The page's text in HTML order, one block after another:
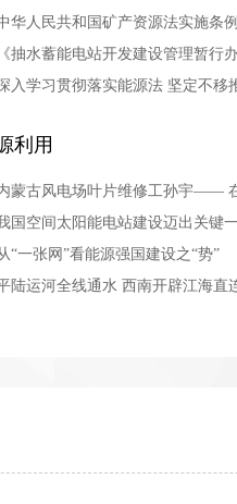
华人民共和国矿产资源法实施条例
利用
“一张网”看能源强国建设之“势”